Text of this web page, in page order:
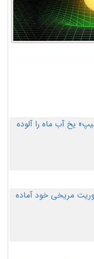
یخ آب ماه را آلوده
مریخی خود آماده